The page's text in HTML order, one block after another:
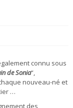
connu sous
de Sonia“,
nouveau-né et
…
des